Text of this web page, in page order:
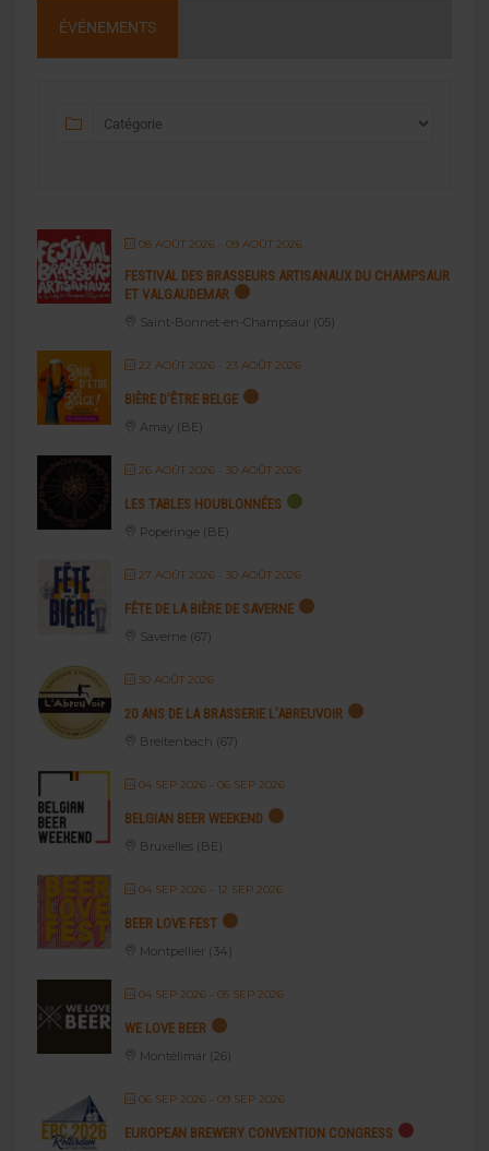
ÉVÉNEMENTS
08 AOÛT 2026- 09 AOÛT 2026
FESTIVAL DES BRASSEURS ARTISANAUX DU CHAMPSAUR
ET VALGAUDEMAR
Saint-Bonnet-en-Champsaur (05)
22 AOÛT 2026- 23 AOÛT 2026
BIÈRE D’ÊTRE BELGE
Amay (BE)
26 AOÛT 2026- 30 AOÛT 2026
LES TABLES HOUBLONNÉES
Poperinge (BE)
27 AOÛT 2026- 30 AOÛT 2026
FÊTE DE LA BIÈRE DE SAVERNE
Saverne (67)
30 AOÛT 2026
20 ANS DE LA BRASSERIE L’ABREUVOIR
Breitenbach (67)
04 SEP 2026- 06 SEP 2026
BELGIAN BEER WEEKEND
Bruxelles (BE)
04 SEP 2026- 12 SEP 2026
BEER LOVE FEST
Montpellier (34)
04 SEP 2026- 05 SEP 2026
WE LOVE BEER
Montélimar (26)
06 SEP 2026- 09 SEP 2026
EUROPEAN BREWERY CONVENTION CONGRESS